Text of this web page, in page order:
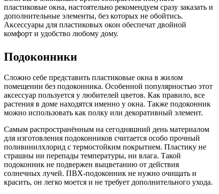
пластиковые окна, настоятельно рекомендуем сразу заказать и
дополнительные элементы, без которых не обойтись.
Аксессуары для пластиковых окон обеспечат двойной
комфорт и удобство любому дому.
Подоконники
Сложно себе представить пластиковые окна в жилом
помещении без подоконника. Особенной популярностью этот
аксессуар пользуется у любителей цветов. Как правило, все
растения в доме находятся именно у окна. Также подоконник
можно использовать как полку или декоративный элемент.
Самым распространённым на сегодняшний день материалом
для изготовления подоконников считается особо прочный
поливинилхлорид с термостойким покрытием. Пластику не
страшны ни перепады температуры, ни влага. Такой
подоконник не подвержен выцветанию от действия
солнечных лучей. ПВХ-подоконник не нужно очищать и
красить, он легко моется и не требует дополнительного ухода.